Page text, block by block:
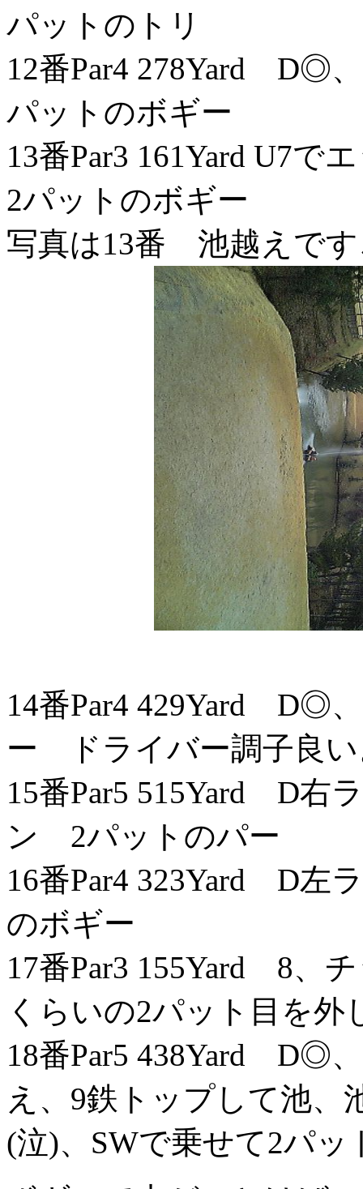
パットのトリ
12番Par4 278Yard D◎
パットのボギー
13番Par3 161Yard U7で
2パットのボギー
写真は13番 池越えで
14番Par4 429Yard D◎
ー ドライバー調子良
15番Par5 515Yard D右
ン 2パットのパー
16番Par4 323Yard D左
のボギー
17番Par3 155Yard 8、
くらいの2パット目を外
18番Par5 438Yard D◎
え、9鉄トップして池、
(泣)、SWで乗せて2パッ